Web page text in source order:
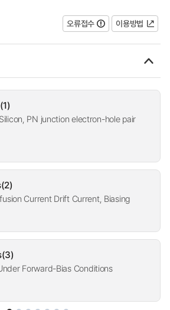
오류접수
이용방법
PN junction electron-hole pair
Current Drift Current, Biasing
Forward-Bias Conditions